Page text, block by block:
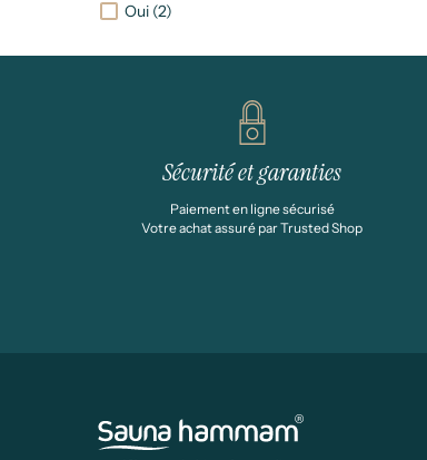
Oui (2)
Sécurité et garanties
Paiement en ligne sécurisé
Votre achat assuré par Trusted Shop